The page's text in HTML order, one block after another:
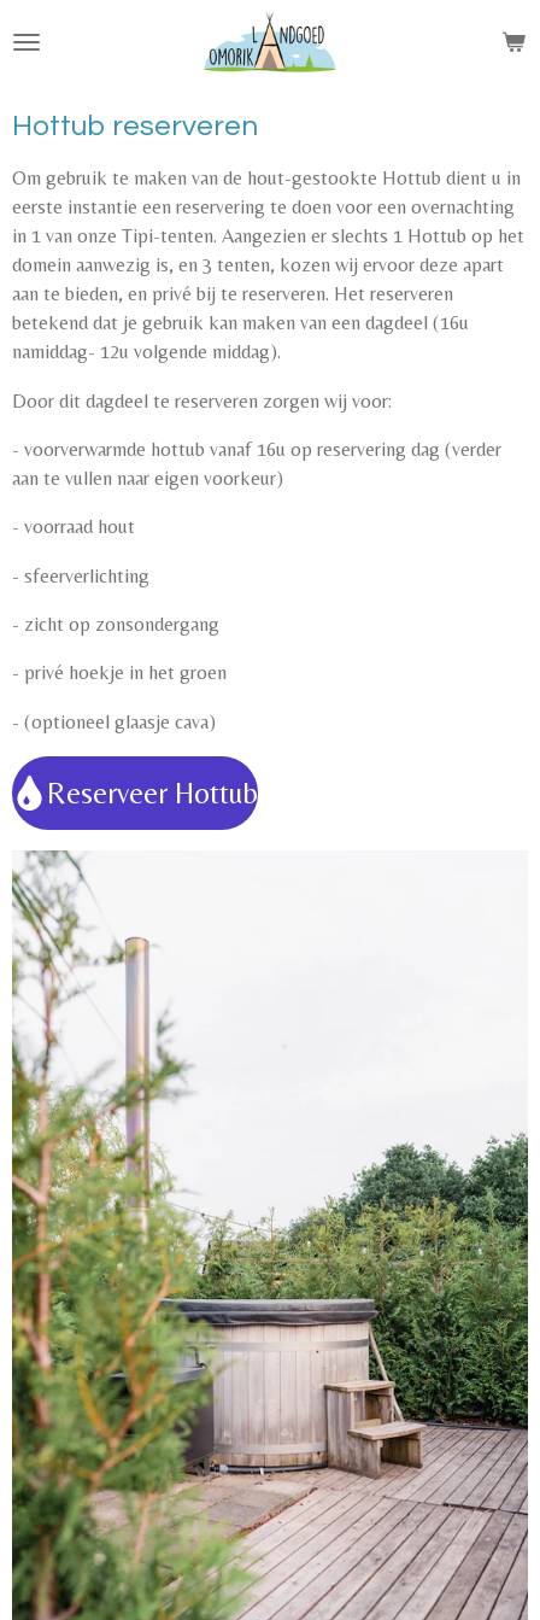
direct
de
hoofdinhoud
Hottub reserveren
Om gebruik te maken van de hout-gestookte Hottub dient u in
eerste instantie een reservering te doen voor een overnachting
in 1 van onze Tipi-tenten. Aangezien er slechts 1 Hottub op het
domein aanwezig is, en 3 tenten, kozen wij ervoor deze apart
aan te bieden, en privé bij te reserveren. Het reserveren
betekend dat je gebruik kan maken van een dagdeel (16u
namiddag- 12u volgende middag).
Door dit dagdeel te reserveren zorgen wij voor:
- voorverwarmde hottub vanaf 16u op reservering dag (verder
aan te vullen naar eigen voorkeur)
- voorraad hout
- sfeerverlichting
- zicht op zonsondergang
- privé hoekje in het groen
- (optioneel glaasje cava)
Reserveer Hottub